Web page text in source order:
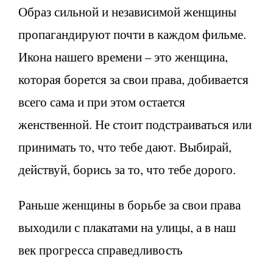
Образ сильной и независимой женщины
пропагандируют почти в каждом фильме.
Икона нашего времени – это женщина,
которая борется за свои права, добивается
всего сама и при этом остается
женственной. Не стоит подстраиваться или
принимать то, что тебе дают. Выбирай,
действуй, борись за то, что тебе дорого.
Раньше женщины в борьбе за свои права
выходили с плакатами на улицы, а в наш
век прогресса справедливость